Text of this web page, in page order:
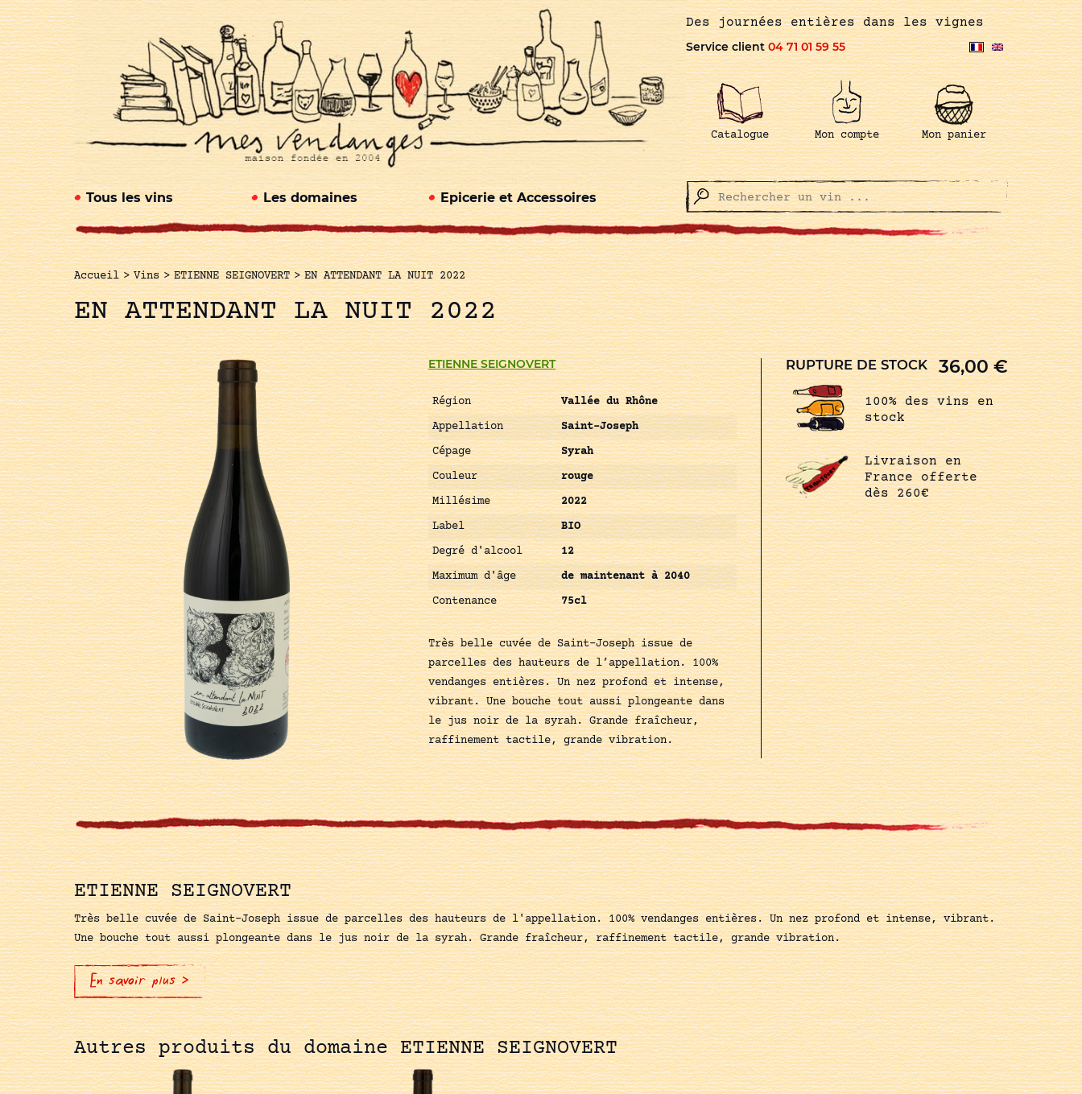
Des journées entières dans les vignes
Service client04 71 01 59 55
Catalogue Mon compte Mon panier
Tous les vins Les domaines Epicerie et Accessoires
Accueil > Vins > ETIENNE SEIGNOVERT > EN ATTENDANT LA NUIT 2022
EN ATTENDANT LA NUIT 2022
ETIENNE SEIGNOVERT
Région
Vallée du Rhône
Appellation
Saint-Joseph
Cépage
Syrah
Couleur
rouge
Millésime
2022
Label
BIO
Degré d'alcool
12
Maximum d'âge
de maintenant à 2040
Contenance
75cl
Très belle cuvée de Saint-Joseph issue de
parcelles des hauteurs de l’appellation. 100%
vendanges entières. Un nez profond et intense,
vibrant. Une bouche tout aussi plongeante dans
le jus noir de la syrah. Grande fraîcheur,
raffinement tactile, grande vibration.
RUPTURE DE STOCK 36,00€
100% des vins en
stock
Livraison en
France offerte
dès 260€
ETIENNE SEIGNOVERT
Très belle cuvée de Saint-Joseph issue de parcelles des hauteurs de l'appellation. 100% vendanges entières. Un nez profond et intense, vibrant.
Une bouche tout aussi plongeante dans le jus noir de la syrah. Grande fraîcheur, raffinement tactile, grande vibration.
En savoir plus >
Autres produits du domaine ETIENNE SEIGNOVERT